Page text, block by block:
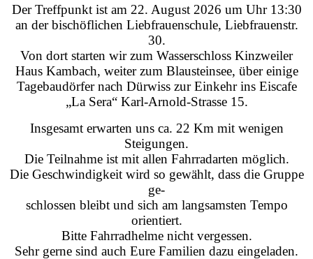
Der Treffpunkt ist am 22. August 2026 um Uhr 13:30
an der bischöflichen Liebfrauenschule, Liebfrauenstr.
30.
Von dort starten wir zum Wasserschloss Kinzweiler
Haus Kambach, weiter zum Blausteinsee, über einige
Tagebaudörfer nach Dürwiss zur Einkehr ins Eiscafe
„La Sera“ Karl-Arnold-Strasse 15.
Insgesamt erwarten uns ca. 22 Km mit wenigen
Steigungen.
Die Teilnahme ist mit allen Fahrradarten möglich.
Die Geschwindigkeit wird so gewählt, dass die Gruppe
ge-
schlossen bleibt und sich am langsamsten Tempo
orientiert.
Bitte Fahrradhelme nicht vergessen.
Sehr gerne sind auch Eure Familien dazu eingeladen.